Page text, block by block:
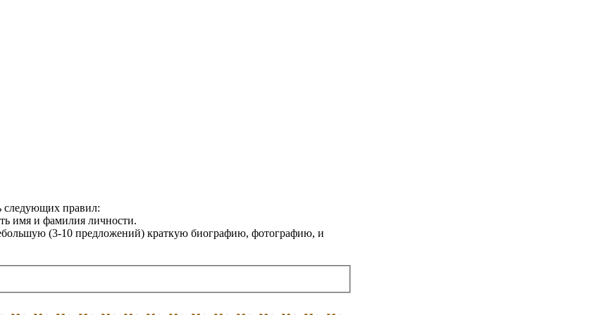
следующих правил:
имя и фамилия личности.
(3-10 предложений) краткую биографию, фотографию, и